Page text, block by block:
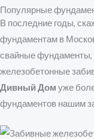
Популярные
В последние годы,
фундаментам в
свайные фундаменты,
железобетонные
Дивный Дом уже
фундаментов нашим